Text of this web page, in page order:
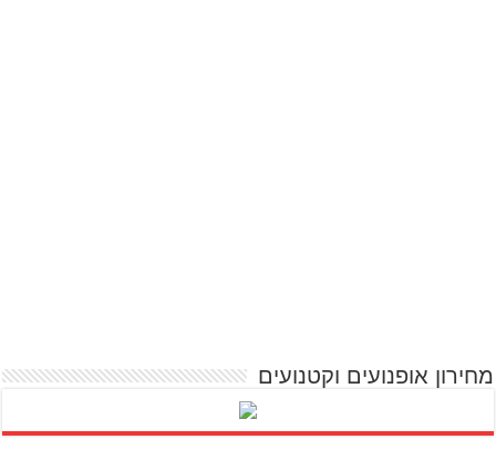
מחירון אופנועים וקטנועים